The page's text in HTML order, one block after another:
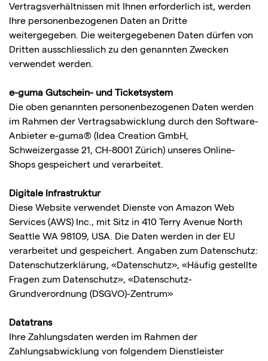
Vertragsverhältnissen mit Ihnen erforderlich ist, werden
Ihre personenbezogenen Daten an Dritte
weitergegeben. Die weitergegebenen Daten dürfen von
Dritten ausschliesslich zu den genannten Zwecken
verwendet werden.
e-guma Gutschein- und Ticketsystem
Die oben genannten personenbezogenen Daten werden
im Rahmen der Vertragsabwicklung durch den Software-
Anbieter e-guma® (Idea Creation GmbH,
Schweizergasse 21, CH-8001 Zürich) unseres Online-
Shops gespeichert und verarbeitet.
Digitale Infrastruktur
Diese Website verwendet Dienste von Amazon Web
Services (AWS) Inc., mit Sitz in 410 Terry Avenue North
Seattle WA 98109, USA. Die Daten werden in der EU
verarbeitet und gespeichert. Angaben zum Datenschutz:
Datenschutzerklärung, «Datenschutz», «Häufig gestellte
Fragen zum Datenschutz», «Datenschutz-
Grundverordnung (DSGVO)-Zentrum»
Datatrans
Ihre Zahlungsdaten werden im Rahmen der
Zahlungsabwicklung von folgendem Dienstleister